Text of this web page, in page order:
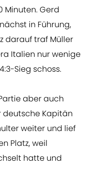
Minuten. Gerd
in Führung,
darauf traf Müller
Italien nur wenige
Sieg schoss.
aber auch
deutsche Kapitän
weiter und lief
Platz, weil
hatte und